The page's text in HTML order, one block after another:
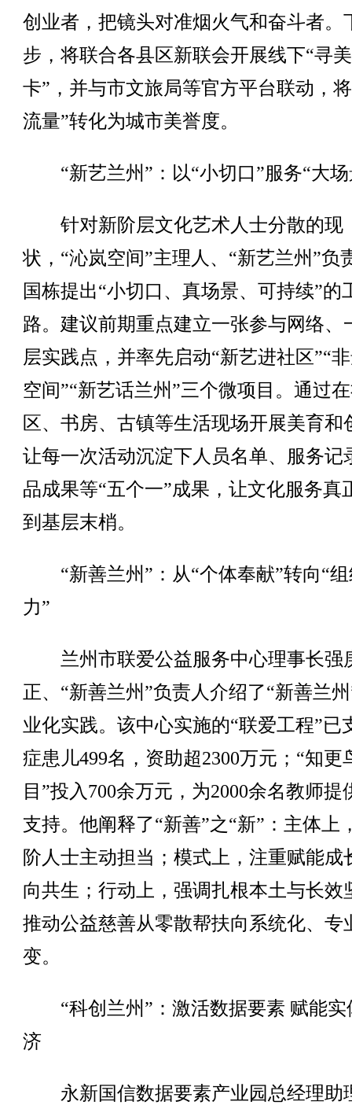
创业者，把镜头对准烟火气和奋斗者。
步，将联合各县区新联会开展线下“寻
卡”，并与市文旅局等官方平台联动，
流量”转化为城市美誉度。
“新艺兰州”：以“小切口”服务“大场
针对新阶层文化艺术人士分散的现
状，“沁岚空间”主理人、“新艺兰州”负
国栋提出“小切口、真场景、可持续”的
路。建议前期重点建立一张参与网络、
层实践点，并率先启动“新艺进社区”“
空间”“新艺话兰州”三个微项目。通过
区、书房、古镇等生活现场开展美育和
让每一次活动沉淀下人员名单、服务记
品成果等“五个一”成果，让文化服务真
到基层末梢。
“新善兰州”：从“个体奉献”转向“组
力”
兰州市联爱公益服务中心理事长强
正、“新善兰州”负责人介绍了“新善兰
业化实践。该中心实施的“联爱工程”已
症患儿499名，资助超2300万元；“知更
目”投入700余万元，为2000余名教师提
支持。他阐释了“新善”之“新”：主体上
阶人士主动担当；模式上，注重赋能成
向共生；行动上，强调扎根本土与长效
推动公益慈善从零散帮扶向系统化、专
变。
“科创兰州”：激活数据要素 赋能实
济
永新国信数据要素产业园总经理助